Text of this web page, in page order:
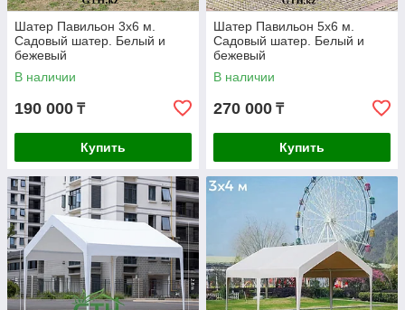
Шатер Павильон 3х6 м.
Садовый шатер. Белый и
бежевый
В наличии
190 000 ₸
Купить
Шатер Павильон 5х6 м.
Садовый шатер. Белый и
бежевый
В наличии
270 000 ₸
Купить